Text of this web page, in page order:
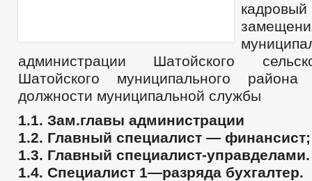
администрации Шатойского
Шатойского муниципального
должности муниципальной службы
1.1. Зам.главы администрации
1.2. Главный специалист — финансист;
1.3. Главный специалист-управделами.
1.4. Специалист 1—разряда бухгалтер.